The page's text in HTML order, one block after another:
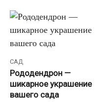
САД
‍Рододендрон —
шикарное украшение
вашего сада